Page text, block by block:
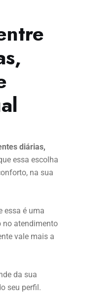
diárias,
essa escolha
na sua
essa é uma
no atendimento
vale mais a
da sua
seu perfil.